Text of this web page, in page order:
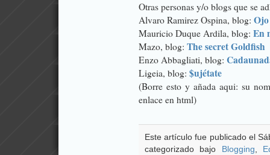
Otras personas y/o blogs que se
Alvaro Ramirez Ospina, blog:
Mauricio Duque Ardila, blog: En
Mazo, blog: The secret Goldfish
Enzo Abbagliati, blog:
Ligeia, blog: $ujétate
(Borre esto y añada aqui: su
enlace en html)
Este artículo fue publicado el
categorizado bajo Blogging